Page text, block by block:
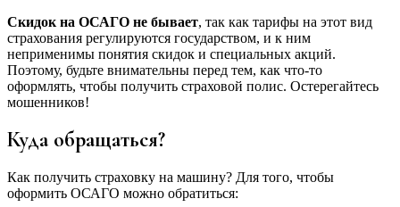
Скидок на ОСАГО не бывает, так как тарифы на этот вид
страхования регулируются государством, и к ним
неприменимы понятия скидок и специальных акций.
Поэтому, будьте внимательны перед тем, как что-то
оформлять, чтобы получить страховой полис. Остерегайтесь
мошенников!
Куда обращаться?
Как получить страховку на машину? Для того, чтобы
оформить ОСАГО можно обратиться: